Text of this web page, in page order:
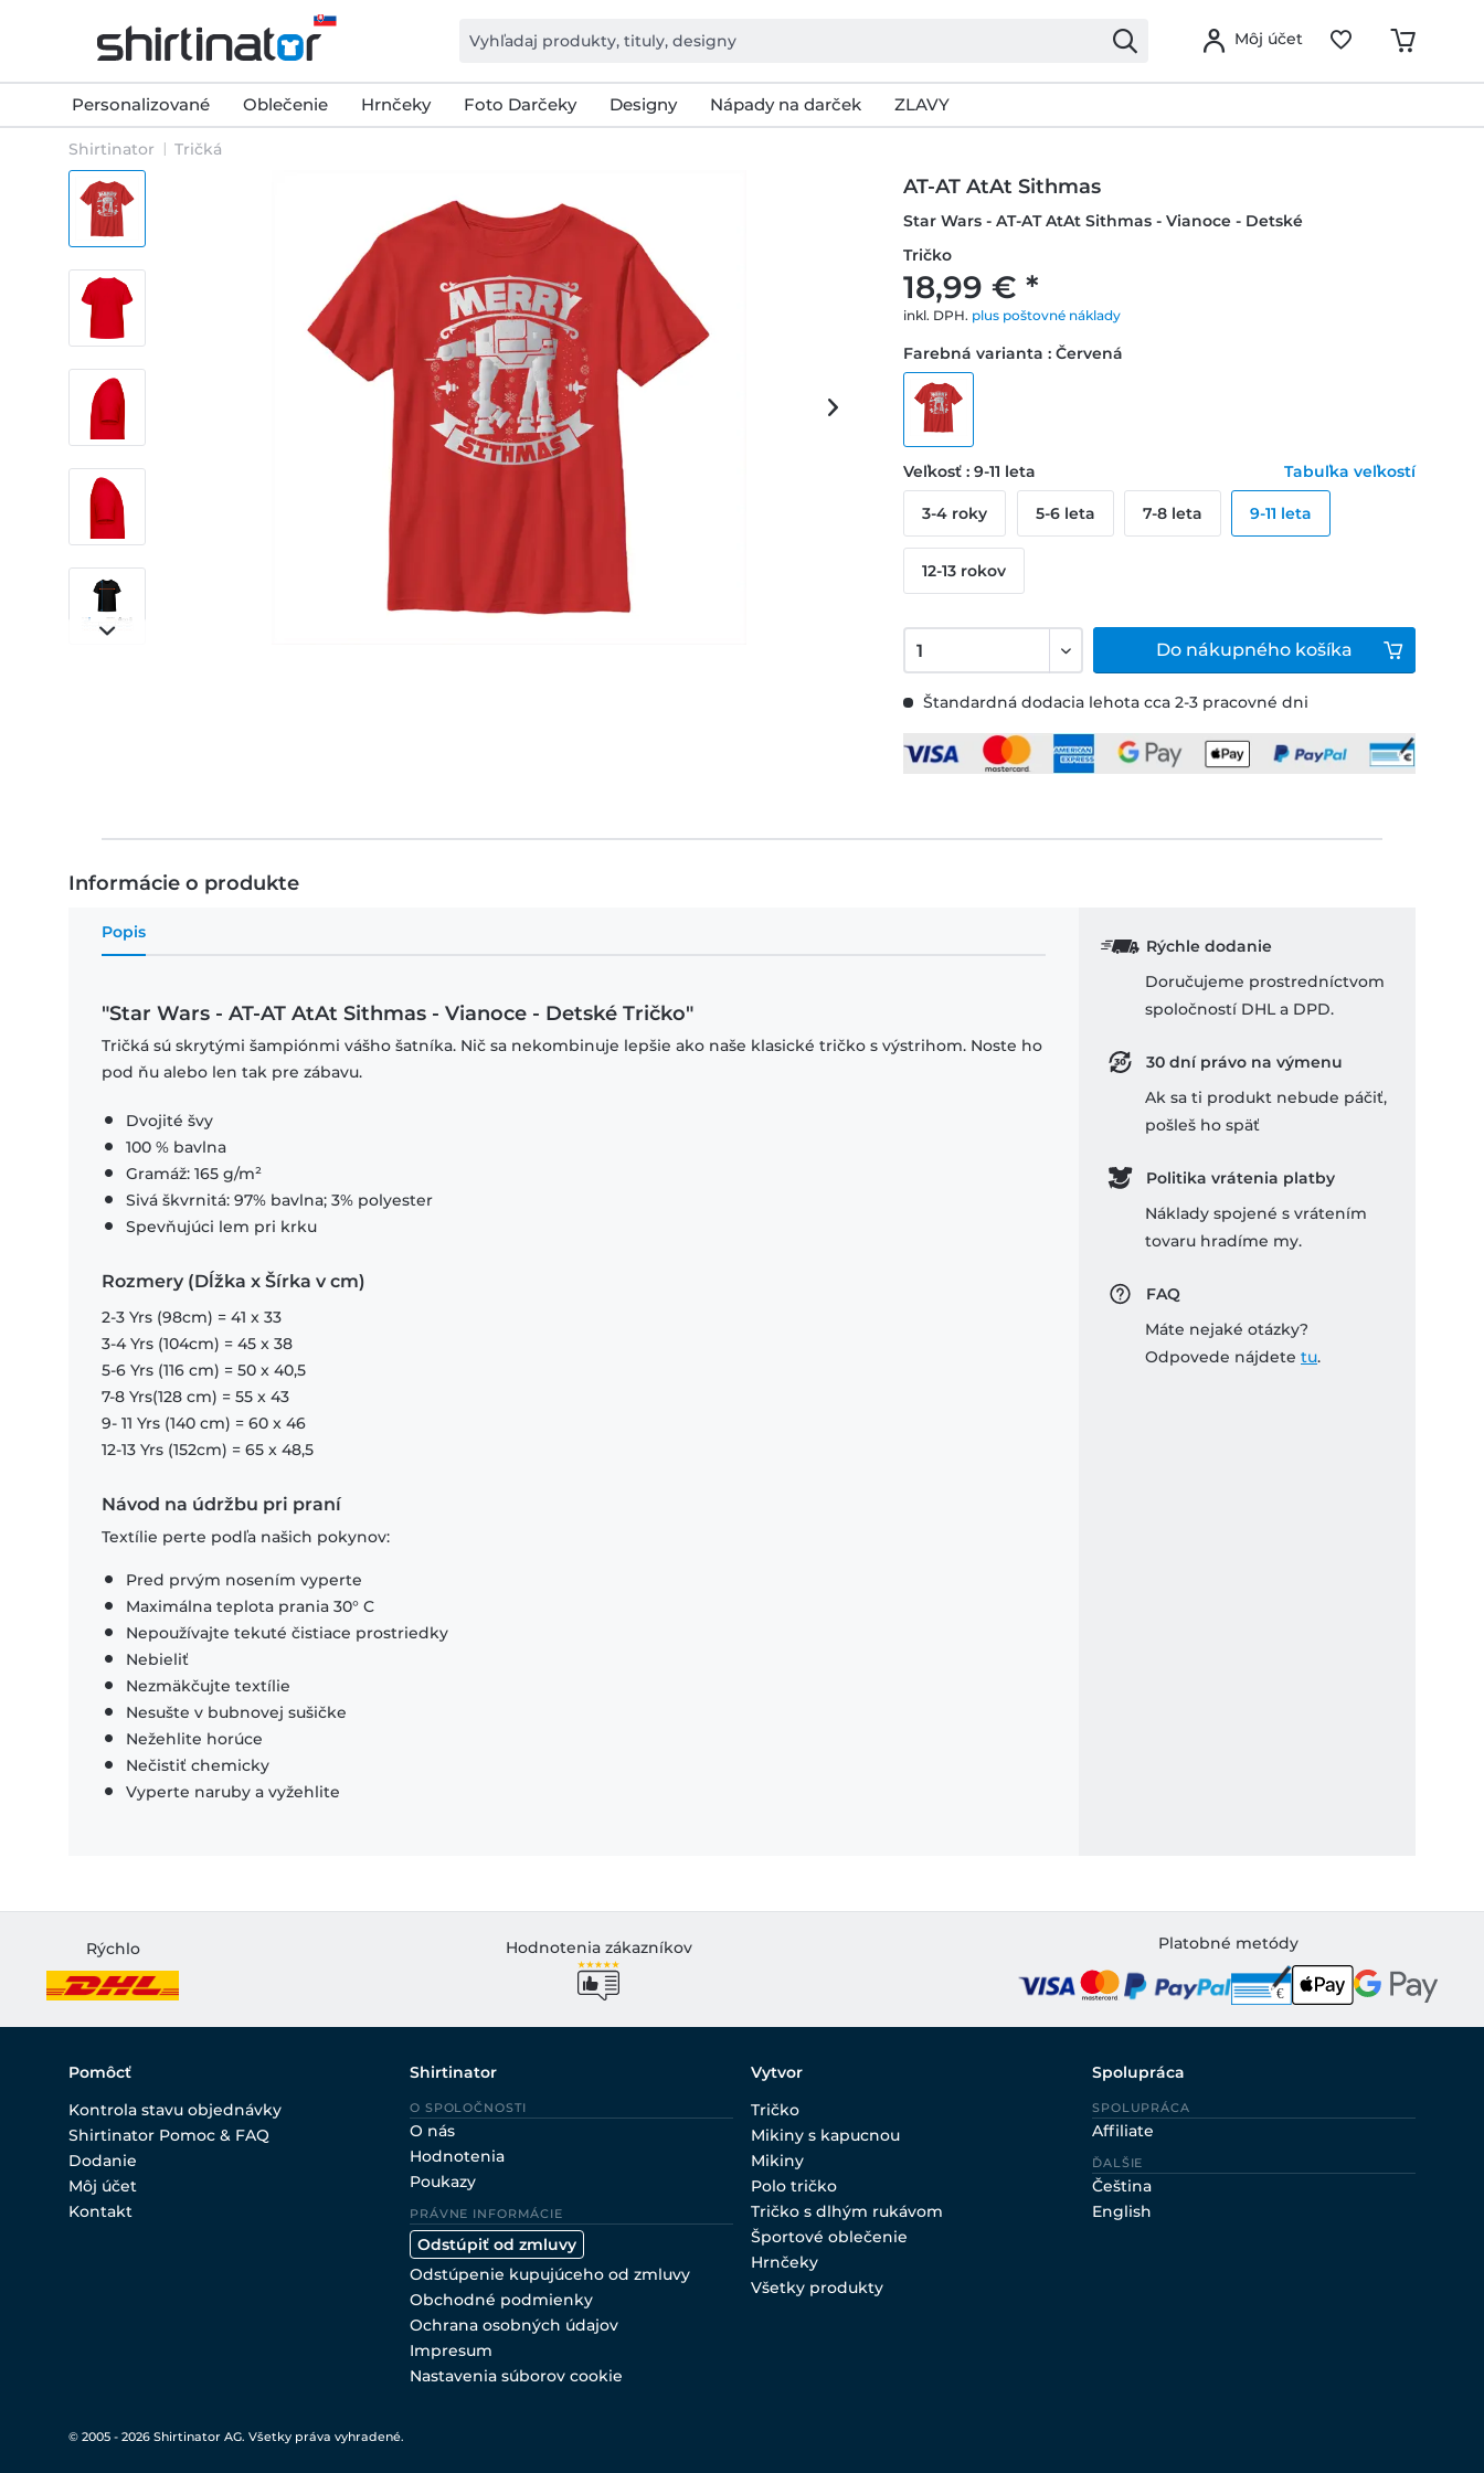
Môj účet
Personalizované Oblečenie Hrnčeky Foto Darčeky Designy Nápady na darček ZLAVY
Shirtinator Tričká
AT-AT AtAt Sithmas
Star Wars - AT-AT AtAt Sithmas - Vianoce - Detské
Tričko
18,99 € *
inkl. DPH. plus poštovné náklady
Štandardná dodacia lehota cca 2-3 pracovné dni
Farebná varianta : Červená
Veľkosť : 9-11 leta Tabuľka veľkostí
3-4 roky 5-6 leta 7-8 leta 9-11 leta
12-13 rokov
Do nákupného košíka
Informácie o produkte
Popis
"Star Wars - AT-AT AtAt Sithmas - Vianoce - Detské Tričko"
Tričká sú skrytými šampiónmi vášho šatníka. Nič sa nekombinuje lepšie ako naše klasické tričko s výstrihom. Noste ho
pod ňu alebo len tak pre zábavu.
Dvojité švy
100 % bavlna
Gramáž: 165 g/m²
Sivá škvrnitá: 97% bavlna; 3% polyester
Spevňujúci lem pri krku
Rozmery (Dĺžka x Šírka v cm)
2-3 Yrs (98cm) = 41 x 33
3-4 Yrs (104cm) = 45 x 38
5-6 Yrs (116 cm) = 50 x 40,5
7-8 Yrs(128 cm) = 55 x 43
9- 11 Yrs (140 cm) = 60 x 46
12-13 Yrs (152cm) = 65 x 48,5
Návod na údržbu pri praní
Textílie perte podľa našich pokynov:
Pred prvým nosením vyperte
Maximálna teplota prania 30° C
Nepoužívajte tekuté čistiace prostriedky
Nebieliť
Nezmäkčujte textílie
Nesušte v bubnovej sušičke
Nežehlite horúce
Nečistiť chemicky
Vyperte naruby a vyžehlite
Rýchle dodanie
Doručujeme prostredníctvom
spoločností DHL a DPD.
30 dní právo na výmenu
Ak sa ti produkt nebude páčiť,
pošleš ho späť
Politika vrátenia platby
Náklady spojené s vrátením
tovaru hradíme my.
FAQ
Máte nejaké otázky?
Odpovede nájdete tu.
Rýchlo Hodnotenia zákazníkov Platobné metódy
Pomôcť
Kontrola stavu objednávky
Shirtinator Pomoc & FAQ
Dodanie
Môj účet
Kontakt
Shirtinator
O SPOLOČNOSTI
O nás
Hodnotenia
Poukazy
PRÁVNE INFORMÁCIE
Odstúpiť od zmluvy
Odstúpenie kupujúceho od zmluvy
Obchodné podmienky
Ochrana osobných údajov
Impresum
Nastavenia súborov cookie
Vytvor
Tričko
Mikiny s kapucnou
Mikiny
Polo tričko
Tričko s dlhým rukávom
Športové oblečenie
Hrnčeky
Všetky produkty
Spolupráca
SPOLUPRÁCA
Affiliate
ĎALŠIE
Čeština
English
© 2005 - 2026 Shirtinator AG. Všetky práva vyhradené.